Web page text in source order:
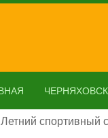
ЧЕРНЯХОВСК
Летний спортивный